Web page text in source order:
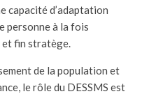
capacité d’adaptation
personne à la fois
et fin stratège.
de la population et
le rôle du DESSMS est